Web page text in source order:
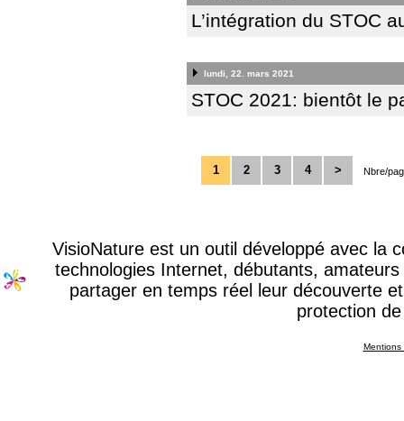
L’intégration du STOC
lundi, 22. mars 2021
STOC 2021: bientôt le
1 2 3 4 > Nbre/
VisioNature est un outil développé avec la
technologies Internet, débutants,
partager en temps réel leur découverte
protection